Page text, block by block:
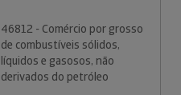
46812 - Comércio por grosso
de combustíveis sólidos,
líquidos e gasosos, não
derivados do petróleo